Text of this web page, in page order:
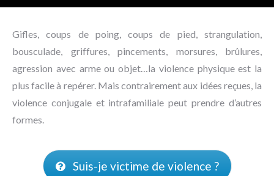
Gifles, coups de poing, coups de pied, strangulation,
bousculade, griffures, pincements, morsures, brûlures,
agression avec arme ou objet…la violence physique est la
plus facile à repérer. Mais contrairement aux idées reçues, la
violence conjugale et intrafamiliale peut prendre d’autres
formes.
Suis-je victime de violence ?